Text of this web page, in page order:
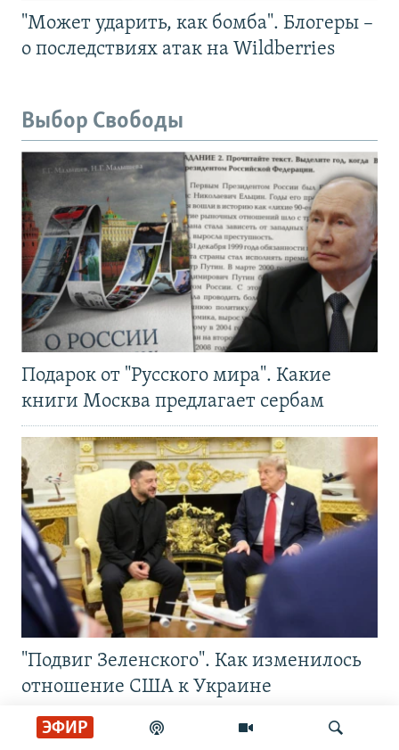
ЭФИР
"Может ударить, как бомба". Блогеры –
о последствиях атак на Wildberries
Выбор Свободы
Подарок от "Русского мира". Какие
книги Москва предлагает сербам
"Подвиг Зеленского". Как изменилось
отношение США к Украине